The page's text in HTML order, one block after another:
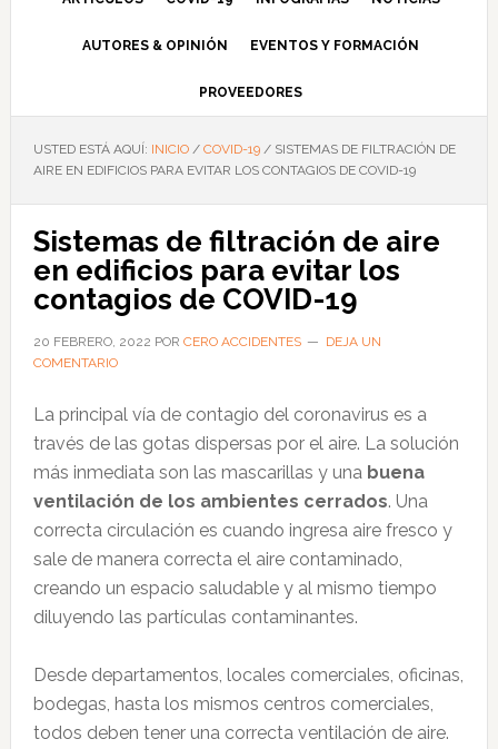
AUTORES & OPINIÓN EVENTOS Y FORMACIÓN
PROVEEDORES
USTED ESTÁ AQUÍ: INICIO / COVID-19 /SISTEMAS DE FILTRACIÓN DE
AIRE EN EDIFICIOS PARA EVITAR LOS CONTAGIOS DE COVID-19
Sistemas de filtración de aire
en edificios para evitar los
contagios de COVID-19
20 FEBRERO, 2022 POR CERO ACCIDENTES
DEJA UN
COMENTARIO
La principal vía de contagio del coronavirus es a
través de las gotas dispersas por el aire. La solución
más inmediata son las mascarillas y una buena
ventilación de los ambientes cerrados. Una
correcta circulación es cuando ingresa aire fresco y
sale de manera correcta el aire contaminado,
creando un espacio saludable y al mismo tiempo
diluyendo las partículas contaminantes.
Desde departamentos, locales comerciales, oficinas,
bodegas, hasta los mismos centros comerciales,
todos deben tener una correcta ventilación de aire.